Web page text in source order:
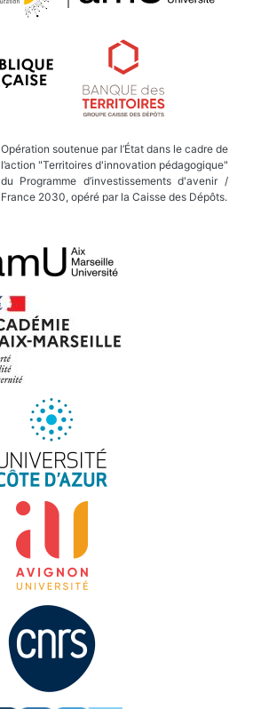
Opération soutenue par l’État dans le cadre de
l’action "Territoires d'innovation pédagogique"
du Programme d’investissements d'avenir /
France 2030, opéré par la Caisse des Dépôts.